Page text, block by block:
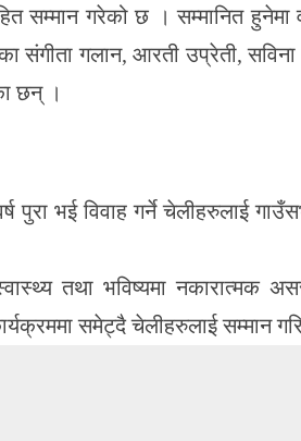
सम्मान गरेको छ । सम्मानित हुनेमा
संगीता गलान, आरती उप्रेती, सविना
छन् ।
पुरा भई विवाह गर्ने चेलीहरुलाई
तथा भविष्यमा नकारात्मक
समेट्दै चेलीहरुलाई सम्मान